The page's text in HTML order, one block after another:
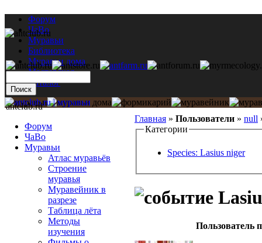
Форум
ЧаВо
Муравьи
Библиотека
Муравьи дома
Мастерская
Каталог
Главная » Пользователи » null
Категории
Species: Lasius niger
Пользователь
antclub.ru
Форум
ЧаВо
Муравьи
Атлас муравьёв
Строение
муравья
Муравейник в
разрезе
Таблица лёта
Методы
изучения